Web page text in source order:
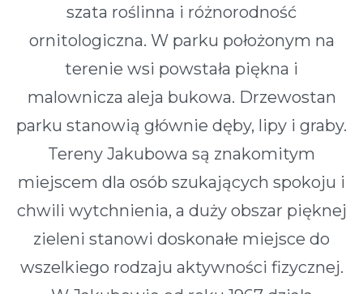
szata roślinna i różnorodność
ornitologiczna. W parku położonym na
terenie wsi powstała piękna i
malownicza aleja bukowa. Drzewostan
parku stanowią głównie dęby, lipy i graby.
Tereny Jakubowa są znakomitym
miejscem dla osób szukających spokoju i
chwili wytchnienia, a duży obszar pięknej
zieleni stanowi doskonałe miejsce do
wszelkiego rodzaju aktywności fizycznej.